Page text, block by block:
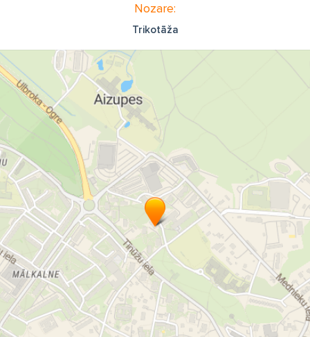
Nozare:
Trikotāža